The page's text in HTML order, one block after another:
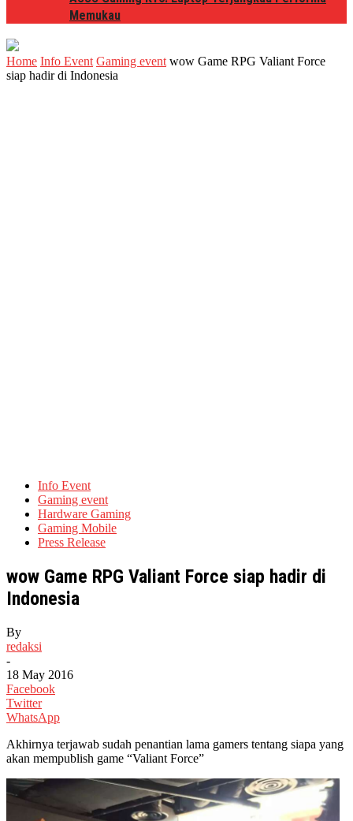
Memukau
Home Info Event Gaming event wow Game RPG Valiant Force
siap hadir di Indonesia
Info Event
Gaming event
Hardware Gaming
Gaming Mobile
Press Release
wow Game RPG Valiant Force siap hadir di
Indonesia
By
redaksi
-
18 May 2016
Facebook
Twitter
WhatsApp
Akhirnya terjawab sudah penantian lama gamers tentang siapa yang
akan mempublish game “Valiant Force”